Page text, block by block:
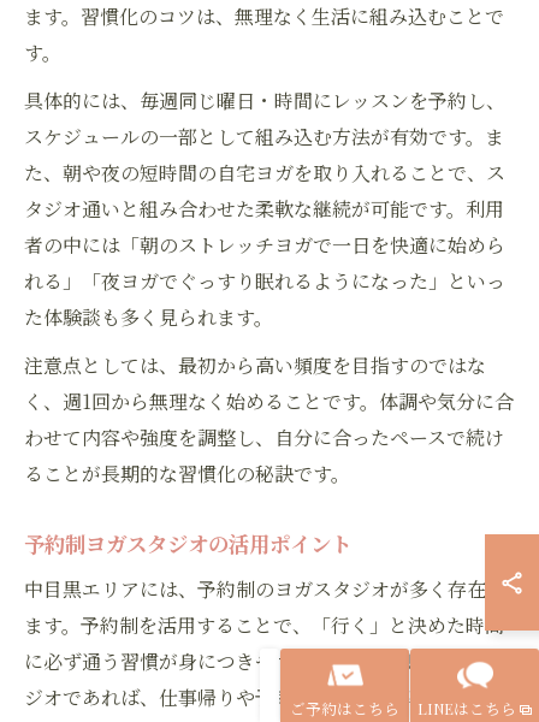
ます。習慣化のコツは、無理なく生活に組み込むことで
す。
具体的には、毎週同じ曜日・時間にレッスンを予約し、
スケジュールの一部として組み込む方法が有効です。ま
た、朝や夜の短時間の自宅ヨガを取り入れることで、ス
タジオ通いと組み合わせた柔軟な継続が可能です。利用
者の中には「朝のストレッチヨガで一日を快適に始めら
れる」「夜ヨガでぐっすり眠れるようになった」といっ
た体験談も多く見られます。
注意点としては、最初から高い頻度を目指すのではな
く、週1回から無理なく始めることです。体調や気分に合
わせて内容や強度を調整し、自分に合ったペースで続け
ることが長期的な習慣化の秘訣です。
予約制ヨガスタジオの活用ポイント
中目黒エリアには、予約制のヨガスタジオが多く存在し
ます。予約制を活用することで、「行く」と決めた時間
に必ず通う習慣が身につきやすくなります。駅近のスタ
ジオであれば、仕事帰りや予定の合間にも効率よく利用
ご予約はこちら LINEはこちら